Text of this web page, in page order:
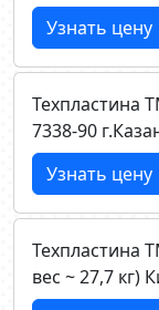
Узнать цену
Техпластина
7338-90
Узнать цену
Техпластина
вес ~ 27,7 кг)